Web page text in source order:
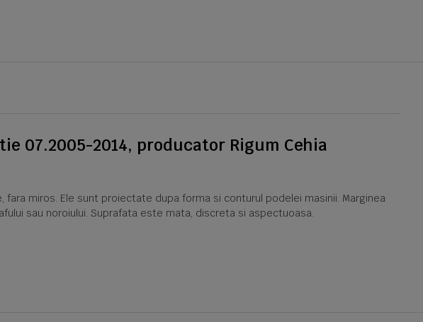
07.2005-2014, producator Rigum Cehia
miros. Ele sunt proiectate dupa forma si conturul podelei masinii. Marginea
sau noroiului. Suprafata este mata, discreta si aspectuoasa.